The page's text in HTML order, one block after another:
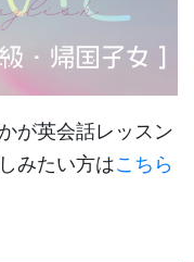
が英会話レッスン
みたい方はこちら